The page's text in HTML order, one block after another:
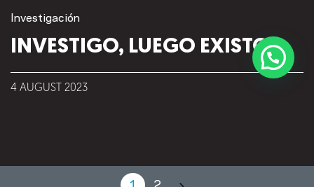
©2018 IMA GO!
Investigación
INVESTIGO, LUEGO EXISTO
4 AUGUST 2023